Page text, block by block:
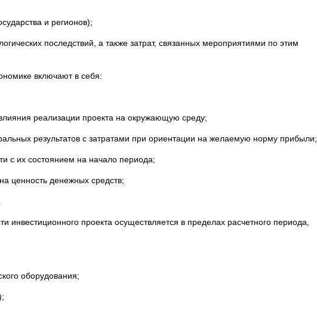
и регионов);
последствий, а также затрат, связанных мероприятиями по этим
включают в себя:
реализации проекта на окружающую среду;
результатов с затратами при ориентации на желаемую норму прибыли;
с их состоянием на начало периода;
ценность денежных средств;
проекта осуществляется в пределах расчетного периода,
оборудования;